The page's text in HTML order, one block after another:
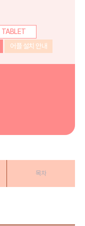
TABLET
어플 설치 안내
목차